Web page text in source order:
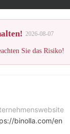
2026-08-07
Sie das Risiko!
binolla.com/en